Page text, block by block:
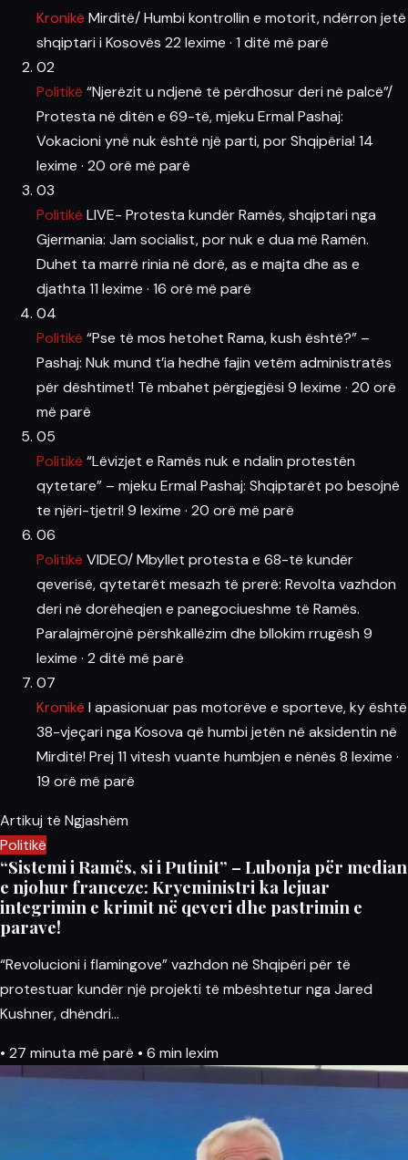
Kronikë Mirditë/ Humbi kontrollin e motorit, ndërron jetë
shqiptari i Kosovës 22 lexime · 1 ditë më parë
02
Politikë “Njerëzit u ndjenë të përdhosur deri në palcë”/
Protesta në ditën e 69-të, mjeku Ermal Pashaj:
Vokacioni ynë nuk është një parti, por Shqipëria! 14
lexime · 20 orë më parë
03
Politikë LIVE- Protesta kundër Ramës, shqiptari nga
Gjermania: Jam socialist, por nuk e dua më Ramën.
Duhet ta marrë rinia në dorë, as e majta dhe as e
djathta 11 lexime · 16 orë më parë
04
Politikë “Pse të mos hetohet Rama, kush është?” –
Pashaj: Nuk mund t’ia hedhë fajin vetëm administratës
për dështimet! Të mbahet përgjegjësi 9 lexime · 20 orë
më parë
05
Politikë “Lëvizjet e Ramës nuk e ndalin protestën
qytetare” – mjeku Ermal Pashaj: Shqiptarët po besojnë
te njëri-tjetri! 9 lexime · 20 orë më parë
06
Politikë VIDEO/ Mbyllet protesta e 68-të kundër
qeverisë, qytetarët mesazh të prerë: Revolta vazhdon
deri në dorëheqjen e panegociueshme të Ramës.
Paralajmërojnë përshkallëzim dhe bllokim rrugësh 9
lexime · 2 ditë më parë
07
Kronikë I apasionuar pas motorëve e sporteve, ky është
38-vjeçari nga Kosova që humbi jetën në aksidentin në
Mirditë! Prej 11 vitesh vuante humbjen e nënës 8 lexime ·
19 orë më parë
Artikuj të Ngjashëm
Politikë
“Sistemi i Ramës, si i Putinit” – Lubonja për median
e njohur franceze: Kryeministri ka lejuar
integrimin e krimit në qeveri dhe pastrimin e
parave!
“Revolucioni i flamingove” vazhdon në Shqipëri për të
protestuar kundër një projekti të mbështetur nga Jared
Kushner, dhëndri…
• 27 minuta më parë • 6 min lexim